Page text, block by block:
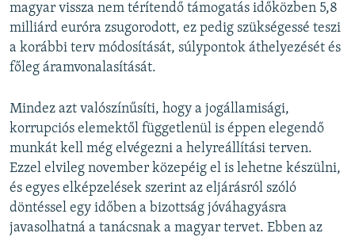
magyar vissza nem térítendő támogatás időközben 5,8
milliárd euróra zsugorodott, ez pedig szükségessé teszi
a korábbi terv módosítását, súlypontok áthelyezését és
főleg áramvonalasítását.
Mindez azt valószínűsíti, hogy a jogállamisági,
korrupciós elemektől függetlenül is éppen elegendő
munkát kell még elvégezni a helyreállítási terven.
Ezzel elvileg november közepéig el is lehetne készülni,
és egyes elképzelések szerint az eljárásról szóló
döntéssel egy időben a bizottság jóváhagyásra
javasolhatná a tanácsnak a magyar tervet. Ebben az